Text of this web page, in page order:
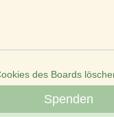
des Boards
Spenden